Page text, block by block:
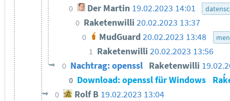
0 Der Martin 19.02.2023 14:01
0 Raketenwilli 20.02.2023 13:37
0 MudGuard 20.02.2023 13:48
1 Raketenwilli20.02.2023 13:56
0 Nachtrag: openssl Raketenwilli
0 Download: openssl für Windows
0 Rolf B 19.02.2023 13:04